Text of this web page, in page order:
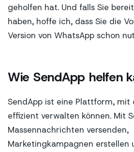
geholfen hat. Und falls Sie
haben, hoffe ich, dass Sie die
Version von WhatsApp schon
Wie SendApp helfen
SendApp ist eine Plattform, mit
effizient verwalten können. Mit
Massennachrichten versenden,
Marketingkampagnen erstellen